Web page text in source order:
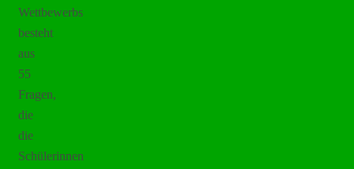
Wettbewerbs
besteht
aus
55
Fragen,
die
die
Schülerinnen